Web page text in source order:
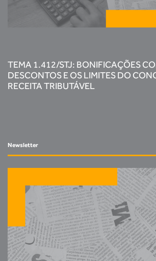
TEMA 1.412/STJ: BONIFICAÇÕES
DESCONTOS E OS LIMITES DO
RECEITA TRIBUTÁVEL
Newsletter